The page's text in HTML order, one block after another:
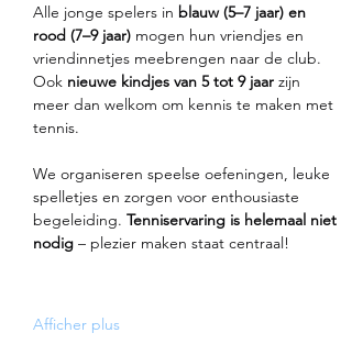
Alle jonge spelers in blauw (5–7 jaar) en
rood (7–9 jaar) mogen hun vriendjes en
vriendinnetjes meebrengen naar de club.
Ook nieuwe kindjes van 5 tot 9 jaar zijn
meer dan welkom om kennis te maken met
tennis.
We organiseren speelse oefeningen, leuke
spelletjes en zorgen voor enthousiaste
begeleiding. Tenniservaring is helemaal niet
nodig – plezier maken staat centraal!
Afficher plus